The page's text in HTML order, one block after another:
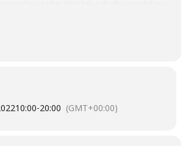
Memory: hudobná skupina divákom
tych a hlavne 80-tych rokov
skupiny Modus. Sprievodné atrakcie
10:00-20:00 (GMT+00:00)